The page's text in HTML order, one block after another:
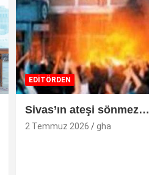
EDİTÖRDEN
Sivas’ın ateşi sönmez…
2 Temmuz 2026 gha